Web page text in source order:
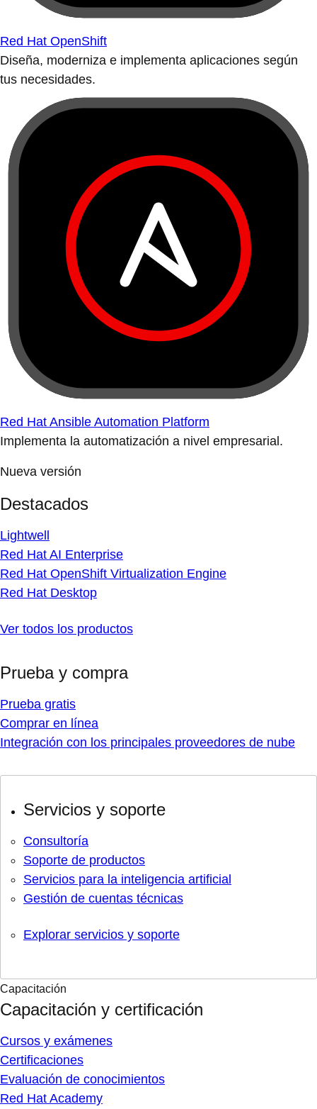
Red Hat OpenShift
Diseña, moderniza e implementa aplicaciones según
tus necesidades.
Red Hat Ansible Automation Platform
Implementa la automatización a nivel empresarial.
Nueva versión
Destacados
Lightwell
Red Hat AI Enterprise
Red Hat OpenShift Virtualization Engine
Red Hat Desktop
Ver todos los productos
Prueba y compra
Prueba gratis
Comprar en línea
Integración con los principales proveedores de nube
Servicios y soporte
Consultoría
Soporte de productos
Servicios para la inteligencia artificial
Gestión de cuentas técnicas
Explorar servicios y soporte
Capacitación
Capacitación y certificación
Cursos y exámenes
Certificaciones
Evaluación de conocimientos
Red Hat Academy